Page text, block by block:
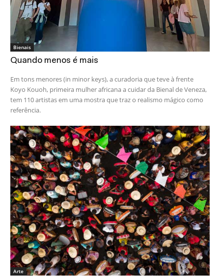
Bienais
Quando menos é mais
Em tons menores (in minor keys), a curadoria que teve à frente
Koyo Kouoh, primeira mulher africana a cuidar da Bienal de Veneza,
tem 110 artistas em uma mostra que traz o realismo mágico como
referência.
Arte